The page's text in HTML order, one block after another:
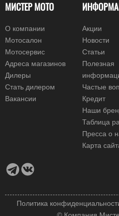
МИСТЕР МОТО
О компании
Мотосалон
Мотосервис
Адреса магазинов
Дилеры
Стать дилером
Вакансии
Акции
Новости
Статьи
Полезная
Частые
Кредит
Наши
Таблица
Пресса о
Карта
Политика